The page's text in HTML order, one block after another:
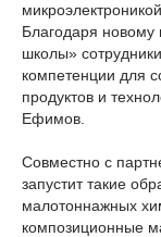
Благодаря новому
школы»
компетенции для
продуктов и
Ефимов.
Совместно с
запустит такие
малотоннажных
композиционные